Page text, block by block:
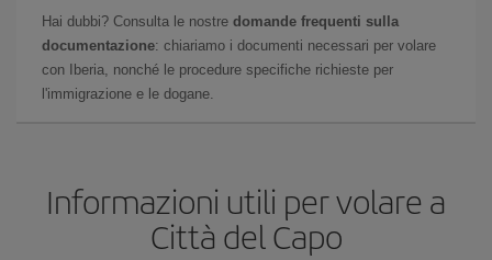
Hai dubbi? Consulta le nostre domande frequenti sulla
documentazione: chiariamo i documenti necessari per volare
con Iberia, nonché le procedure specifiche richieste per
l'immigrazione e le dogane.
Informazioni utili per volare a
Città del Capo